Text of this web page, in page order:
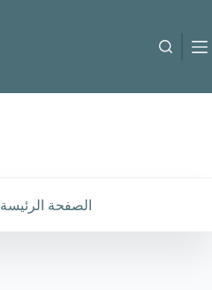
المحتوىB-C-60492
الصفحة الرئيسة